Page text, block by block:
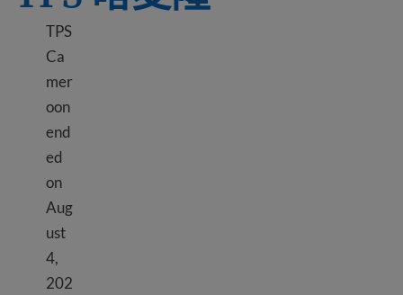
TPS
Ca
mer
oon
end
ed
on
Aug
ust
4,
202